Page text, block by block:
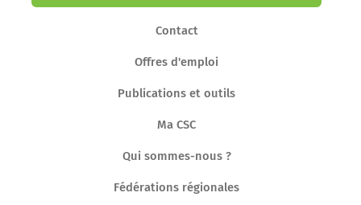
Contact
Offres d'emploi
Publications et outils
Ma CSC
Qui sommes-nous ?
Fédérations régionales